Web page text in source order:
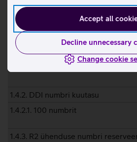
Accept all
Decline unnecessary
Change cookie
1.4.1.7. 6 liidest 180 kanalit
1.4.1.8. 7 liidest 210 kanalit
1.4.2. DDI numbri kuutasu
1.4.2.1. 100 numbrit
1.4.3. R2 ühenduse numbri